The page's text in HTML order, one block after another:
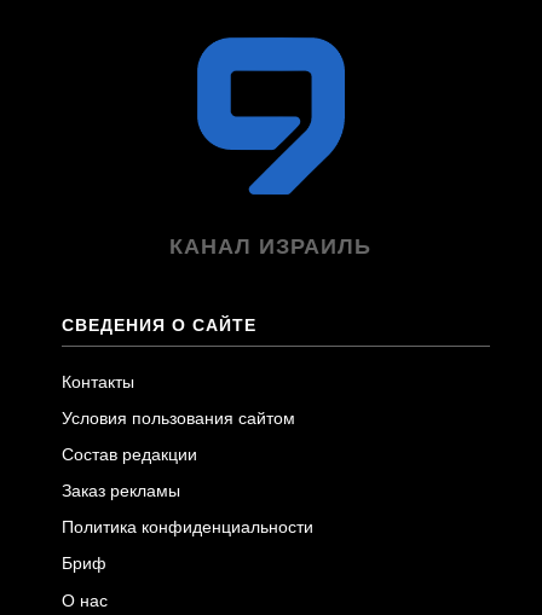
КАНАЛ ИЗРАИЛЬ
СВЕДЕНИЯ О САЙТЕ
Контакты
Условия пользования сайтом
Состав редакции
Заказ рекламы
Политика конфиденциальности
Бриф
О нас